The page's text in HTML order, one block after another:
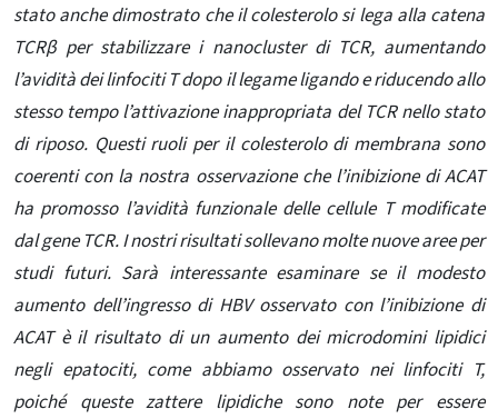
stato anche dimostrato che il colesterolo si lega alla catena
TCRβ per stabilizzare i nanocluster di TCR, aumentando
l’avidità dei linfociti T dopo il legame ligando e riducendo allo
stesso tempo l’attivazione inappropriata del TCR nello stato
di riposo. Questi ruoli per il colesterolo di membrana sono
coerenti con la nostra osservazione che l’inibizione di ACAT
ha promosso l’avidità funzionale delle cellule T modificate
dal gene TCR. I nostri risultati sollevano molte nuove aree per
studi futuri. Sarà interessante esaminare se il modesto
aumento dell’ingresso di HBV osservato con l’inibizione di
ACAT è il risultato di un aumento dei microdomini lipidici
negli epatociti, come abbiamo osservato nei linfociti T,
poiché queste zattere lipidiche sono note per essere